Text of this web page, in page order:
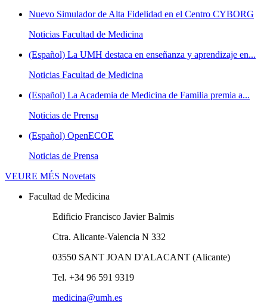
Nuevo Simulador de Alta Fidelidad en el Centro CYBORG
Noticias Facultad de Medicina
(Español) La UMH destaca en enseñanza y aprendizaje en...
Noticias Facultad de Medicina
(Español) La Academia de Medicina de Familia premia a...
Noticias de Prensa
(Español) OpenECOE
Noticias de Prensa
VEURE MÉS Novetats
Facultad de Medicina
Edificio Francisco Javier Balmis
Ctra. Alicante-Valencia N 332
03550 SANT JOAN D'ALACANT (Alicante)
Tel. +34 96 591 9319
medicina@umh.es